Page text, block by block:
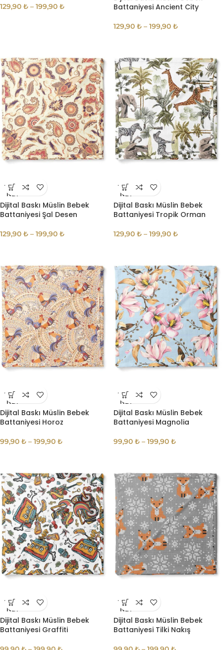
129,90 ₺ – 199,90 ₺
Battaniyesi Ancient City
129,90 ₺ – 199,90 ₺
TÜKE
NDI
Dijital Baskı Müslin Bebek
Battaniyesi Şal Desen
129,90 ₺ – 199,90 ₺
TÜKE
NDI
Dijital Baskı Müslin Bebek
Battaniyesi Tropik Orman
129,90 ₺ – 199,90 ₺
TÜKE
NDI
Dijital Baskı Müslin Bebek
Battaniyesi Horoz
99,90 ₺ – 199,90 ₺
TÜKE
NDI
Dijital Baskı Müslin Bebek
Battaniyesi Magnolia
99,90 ₺ – 199,90 ₺
TÜKE
NDI
Dijital Baskı Müslin Bebek
Battaniyesi Graffiti
TÜKE
NDI
Dijital Baskı Müslin Bebek
Battaniyesi Tilki Nakış